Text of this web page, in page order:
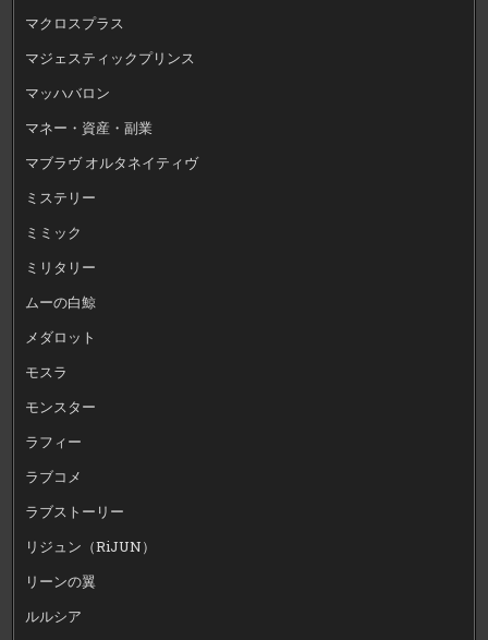
マクロスプラス
マジェスティックプリンス
マッハバロン
マネー・資産・副業
マブラヴ オルタネイティヴ
ミステリー
ミミック
ミリタリー
ムーの白鯨
メダロット
モスラ
モンスター
ラフィー
ラブコメ
ラブストーリー
リジュン（RiJUN）
リーンの翼
ルルシア